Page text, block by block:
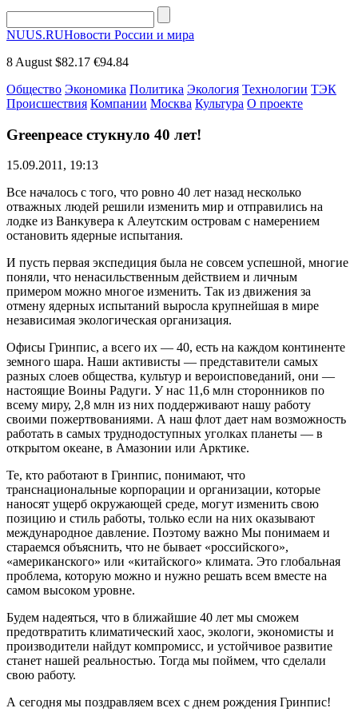
NUUS.RUНовости России и мира
8 August $82.17 €94.84
Общество Экономика Политика Экология Технологии ТЭК
Происшествия Компании Москва Культура О проекте
Greenpeace стукнуло 40 лет!
15.09.2011, 19:13
Все началось с того, что ровно 40 лет назад несколько
отважных людей решили изменить мир и отправились на
лодке из Ванкувера к Алеутским островам с намерением
остановить ядерные испытания.
И пусть первая экспедиция была не совсем успешной, многие
поняли, что ненасильственным действием и личным
примером можно многое изменить. Так из движения за
отмену ядерных испытаний выросла крупнейшая в мире
независимая экологическая организация.
Офисы Гринпис, а всего их — 40, есть на каждом континенте
земного шара. Наши активисты — представители самых
разных слоев общества, культур и вероисповеданий, они —
настоящие Воины Радуги. У нас 11,6 млн сторонников по
всему миру, 2,8 млн из них поддерживают нашу работу
своими пожертвованиями. А наш флот дает нам возможность
работать в самых труднодоступных уголках планеты — в
открытом океане, в Амазонии или Арктике.
Те, кто работают в Гринпис, понимают, что
транснациональные корпорации и организации, которые
наносят ущерб окружающей среде, могут изменить свою
позицию и стиль работы, только если на них оказывают
международное давление. Поэтому важно Мы понимаем и
стараемся объяснить, что не бывает «российского»,
«американского» или «китайского» климата. Это глобальная
проблема, которую можно и нужно решать всем вместе на
самом высоком уровне.
Будем надеяться, что в ближайшие 40 лет мы сможем
предотвратить климатический хаос, экологи, экономисты и
производители найдут компромисс, и устойчивое развитие
станет нашей реальностью. Тогда мы поймем, что сделали
свою работу.
А сегодня мы поздравляем всех с днем рождения Гринпис!